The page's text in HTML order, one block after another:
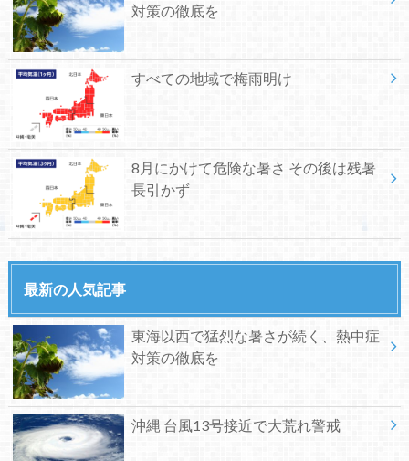
対策の徹底を
すべての地域で梅雨明け
8月にかけて危険な暑さ その後は残暑
長引かず
最新の人気記事
東海以西で猛烈な暑さが続く、熱中症
対策の徹底を
沖縄 台風13号接近で大荒れ警戒